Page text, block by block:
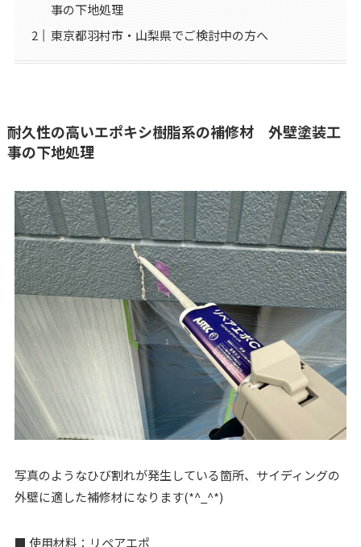
事の下地処理
東京都羽村市・山梨県でご検討中の方へ
耐久性の高いエポキシ樹脂系の補修材 外壁塗装工
事の下地処理
写真のようなひび割れが発生している箇所、サイディングの
外壁に適した補修材になります(*^_^*)
■ 使用材料：リペアエポ